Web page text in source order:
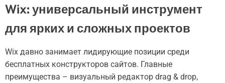
Wix: универсальный инструмент
для ярких и сложных проектов
Wix давно занимает лидирующие позиции среди
бесплатных конструкторов сайтов. Главные
преимущества – визуальный редактор drag & drop,